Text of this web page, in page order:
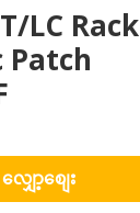
LC Rack
Patch
လျှော့စျေး